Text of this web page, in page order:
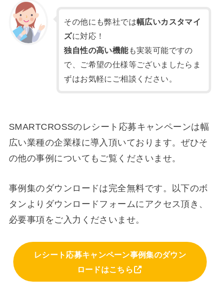
その他にも弊社では幅広いカスタマイ
ズに対応！
独自性の高い機能も実装可能ですの
で、ご希望の仕様等ございましたらま
ずはお気軽にご相談ください。
SMARTCROSSのレシート応募キャンペーンは幅
広い業種の企業様に導入頂いております。ぜひそ
の他の事例についてもご覧くださいませ。
事例集のダウンロードは完全無料です。以下のボ
タンよりダウンロードフォームにアクセス頂き、
必要事項をご入力くださいませ。
レシート応募キャンペーン事例集のダウン
ロードはこちら